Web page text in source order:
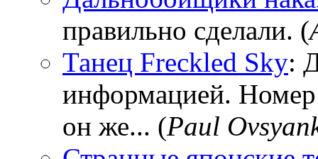
правильно сделали. (
Танец Freckled Sky:
информацией.
он же... (Paul